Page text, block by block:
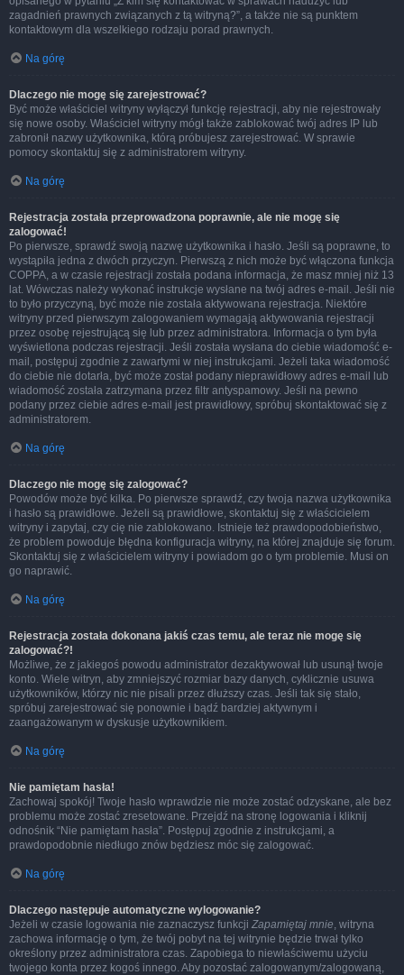
zagadnień prawnych związanych z tą witryną?”, a także nie są punktem
kontaktowym dla wszelkiego rodzaju porad prawnych.
Na górę
Dlaczego nie mogę się zarejestrować?
Być może właściciel witryny wyłączył funkcję rejestracji, aby nie rejestrowały
się nowe osoby. Właściciel witryny mógł także zablokować twój adres IP lub
zabronił nazwy użytkownika, którą próbujesz zarejestrować. W sprawie
pomocy skontaktuj się z administratorem witryny.
Na górę
Rejestracja została przeprowadzona poprawnie, ale nie mogę się
zalogować!
Po pierwsze, sprawdź swoją nazwę użytkownika i hasło. Jeśli są poprawne, to
wystąpiła jedna z dwóch przyczyn. Pierwszą z nich może być włączona funkcja
COPPA, a w czasie rejestracji została podana informacja, że masz mniej niż 13
lat. Wówczas należy wykonać instrukcje wysłane na twój adres e-mail. Jeśli nie
to było przyczyną, być może nie została aktywowana rejestracja. Niektóre
witryny przed pierwszym zalogowaniem wymagają aktywowania rejestracji
przez osobę rejestrującą się lub przez administratora. Informacja o tym była
wyświetlona podczas rejestracji. Jeśli została wysłana do ciebie wiadomość e-
mail, postępuj zgodnie z zawartymi w niej instrukcjami. Jeżeli taka wiadomość
do ciebie nie dotarła, być może został podany nieprawidłowy adres e-mail lub
wiadomość została zatrzymana przez filtr antyspamowy. Jeśli na pewno
podany przez ciebie adres e-mail jest prawidłowy, spróbuj skontaktować się z
administratorem.
Na górę
Dlaczego nie mogę się zalogować?
Powodów może być kilka. Po pierwsze sprawdź, czy twoja nazwa użytkownika
i hasło są prawidłowe. Jeżeli są prawidłowe, skontaktuj się z właścicielem
witryny i zapytaj, czy cię nie zablokowano. Istnieje też prawdopodobieństwo,
że problem powoduje błędna konfiguracja witryny, na której znajduje się forum.
Skontaktuj się z właścicielem witryny i powiadom go o tym problemie. Musi on
go naprawić.
Na górę
Rejestracja została dokonana jakiś czas temu, ale teraz nie mogę się
zalogować?!
Możliwe, że z jakiegoś powodu administrator dezaktywował lub usunął twoje
konto. Wiele witryn, aby zmniejszyć rozmiar bazy danych, cyklicznie usuwa
użytkowników, którzy nic nie pisali przez dłuższy czas. Jeśli tak się stało,
spróbuj zarejestrować się ponownie i bądź bardziej aktywnym i
zaangażowanym w dyskusje użytkownikiem.
Na górę
Nie pamiętam hasła!
Zachowaj spokój! Twoje hasło wprawdzie nie może zostać odzyskane, ale bez
problemu może zostać zresetowane. Przejdź na stronę logowania i kliknij
odnośnik “Nie pamiętam hasła”. Postępuj zgodnie z instrukcjami, a
prawdopodobnie niedługo znów będziesz móc się zalogować.
Na górę
Dlaczego następuje automatyczne wylogowanie?
Jeżeli w czasie logowania nie zaznaczysz funkcji Zapamiętaj mnie, witryna
zachowa informację o tym, że twój pobyt na tej witrynie będzie trwał tylko
określony przez administratora czas. Zapobiega to niewłaściwemu użyciu
twojego konta przez kogoś innego. Aby pozostać zalogowanym/zalogowaną,